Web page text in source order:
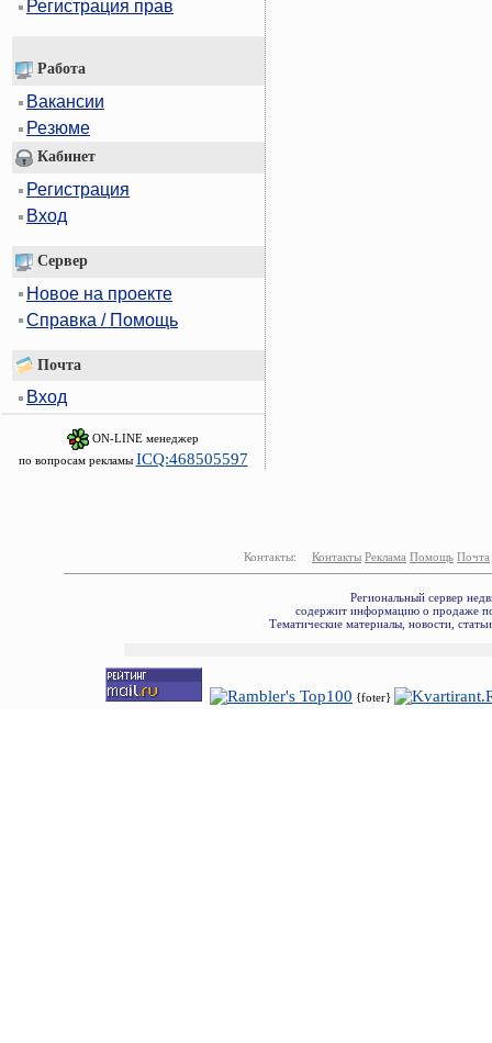
Регистрация прав
Работа
Вакансии
Резюме
Кабинет
Регистрация
Вход
Сервер
Новое на проекте
Справка / Помощь
Почта
Вход
ON-LINE менеджер
по вопросам рекламы ICQ:468505597
Контакты: Контакты Реклама Помощь Почта
Региональный сервер
содержит информацию о продаже
Тематические материалы, новости,
{foter}